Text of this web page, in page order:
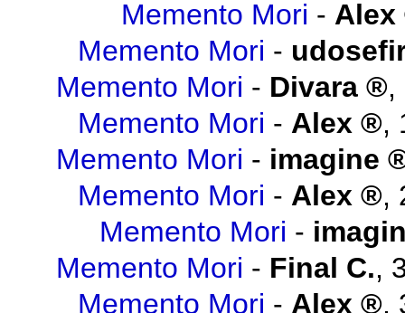
Memento Mori - Alex
Memento Mori -
Memento Mori - Divara ,
Memento Mori - Alex ,
Memento Mori - imagine
Memento Mori - Alex ,
Memento Mori -
Memento Mori - Final C.,
Memento Mori - Alex ,